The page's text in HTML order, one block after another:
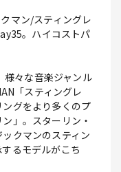
マン/スティングレ
。ハイコストパ
様々な音楽ジャンル
「スティングレ
グをより多くのプ
」。スターリン・
クマンのスティン
るモデルがこち